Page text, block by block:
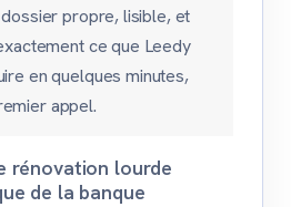
propre, lisible, et
ce que Leedy
en quelques minutes,
appel.
rénovation lourde
de la banque